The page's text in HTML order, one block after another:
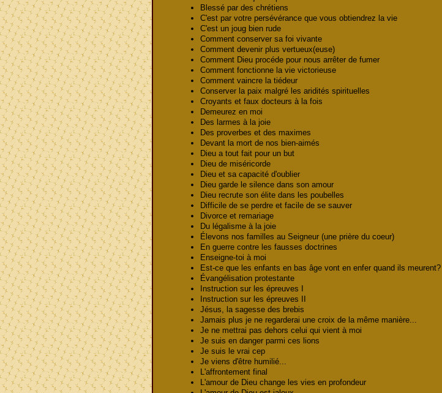
Blessé par des chrétiens
C'est par votre persévérance que vous obtiendrez la vie
C'est un joug bien rude
Comment conserver sa foi vivante
Comment devenir plus vertueux(euse)
Comment Dieu procéde pour nous arrêter de fumer
Comment fonctionne la vie victorieuse
Comment vaincre la tiédeur
Conserver la paix malgré les aridités spirituelles
Croyants et faux docteurs à la fois
Demeurez en moi
Des larmes à la joie
Des proverbes et des maximes
Devant la mort de nos bien-aimés
Dieu a tout fait pour un but
Dieu de miséricorde
Dieu et sa capacité d'oublier
Dieu garde le silence dans son amour
Dieu recrute son élite dans les poubelles
Difficile de se perdre et facile de se sauver
Divorce et remariage
Du légalisme à la joie
Élevons nos familles au Seigneur (une prière du coeur)
En guerre contre les fausses doctrines
Enseigne-toi à moi
Est-ce que les enfants en bas âge vont en enfer quand ils meurent?
Évangélisation protestante
Instruction sur les épreuves I
Instruction sur les épreuves II
Jésus, la sagesse des brebis
Jamais plus je ne regarderai une croix de la même manière...
Je ne mettrai pas dehors celui qui vient à moi
Je suis en danger parmi ces lions
Je suis le vrai cep
Je viens d'être humilié...
L'affrontement final
L'amour de Dieu change les vies en profondeur